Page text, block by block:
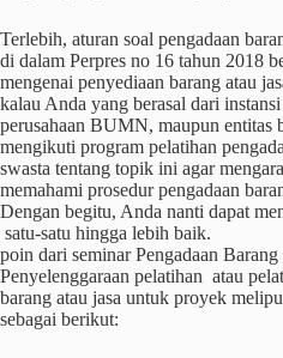
Terlebih, aturan soal pengadaan
di dalam Perpres no 16 tahun 2018
mengenai penyediaan barang atau
kalau Anda yang berasal dari
perusahaan BUMN, maupun entitas
mengikuti program pelatihan
swasta tentang topik ini agar
memahami prosedur pengadaan
Dengan begitu, Anda nanti dapat
satu-satu hingga lebih baik.
poin dari seminar Pengadaan Barang
Penyelenggaraan pelatihan atau
barang atau jasa untuk proyek
sebagai berikut: